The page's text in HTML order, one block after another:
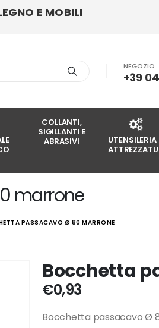
E MOBILI
NEGOZIO
+39
COLLANTI,
SIGILLANTI E
ABRASIVI
UTENSILERIA
marrone
PASSACAVO Ø 80 MARRONE
Bocchetta
€0,93
Bocchetta passacavo Ø